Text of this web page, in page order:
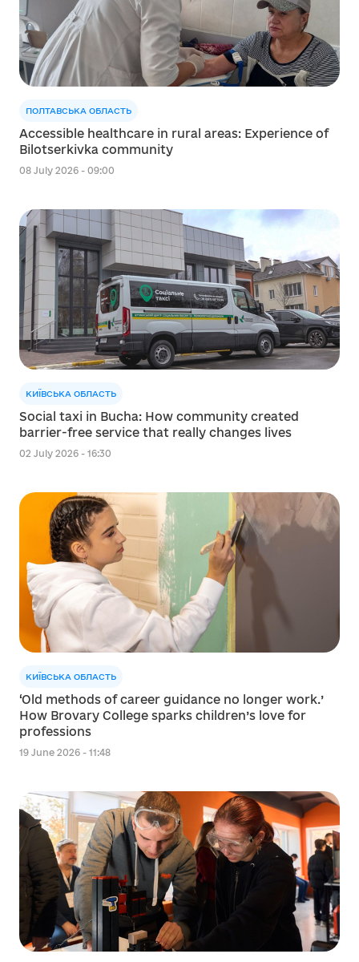
ПОЛТАВСЬКА ОБЛАСТЬ
Accessible healthcare in rural areas: Experience of
Bilotserkivka community
08 July 2026 - 09:00
КИЇВСЬКА ОБЛАСТЬ
Social taxi in Bucha: How community created
barrier-free service that really changes lives
02 July 2026 - 16:30
КИЇВСЬКА ОБЛАСТЬ
‘Old methods of career guidance no longer work.’
How Brovary College sparks children’s love for
professions
19 June 2026 - 11:48